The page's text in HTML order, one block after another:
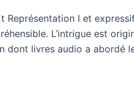
Représentation I et
L’intrigue est
dont livres audio a abordé